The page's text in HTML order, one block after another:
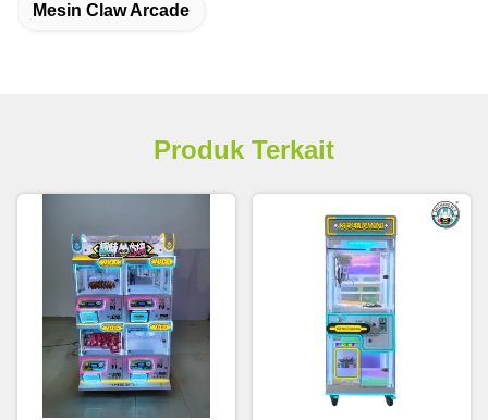
Mesin Claw Arcade
Produk Terkait